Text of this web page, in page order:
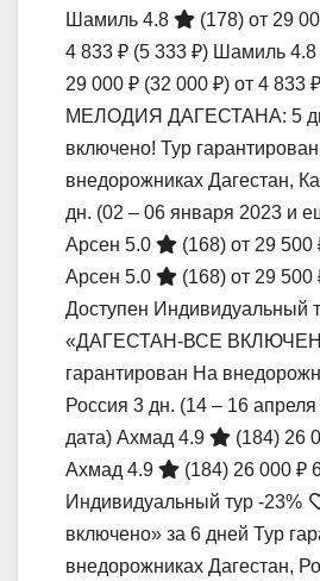
Шамиль 4.8
(178) от 29
4 833 ₽ (5 333 ₽) Шамиль 4.8
29 000 ₽ (32 000 ₽) от 4 833 ₽
МЕЛОДИЯ ДАГЕСТАНА: 5
включено! Тур
внедорожниках Дагестан,
дн. (02 – 06 января 2023 и
Арсен 5.0
(168) от 29 500
Арсен 5.0
(168) от 29 500
Доступен Индивидуальный
«ДАГЕСТАН-ВСЕ
гарантирован На
Россия 3 дн. (14 – 16
дата) Ахмад 4.9 (184) 26
Ахмад 4.9
(184) 26 000 ₽
Индивидуальный тур -23%
включено» за 6 дней Тур
внедорожниках Дагестан,